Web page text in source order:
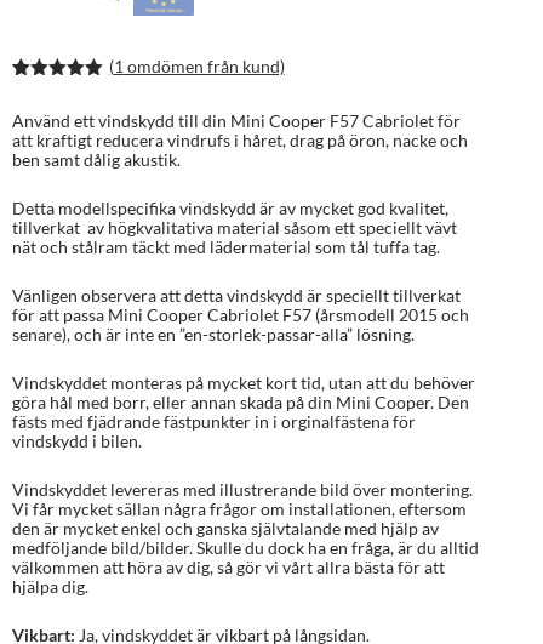
baserat på
kundrecens
ioner
(1 omdömen från kund)
Använd ett vindskydd till din Mini Cooper F57 Cabriolet för
att kraftigt reducera vindrufs i håret, drag på öron, nacke och
ben samt dålig akustik.
Detta modellspecifika vindskydd är av mycket god kvalitet,
tillverkat av högkvalitativa material såsom ett speciellt vävt
nät och stålram täckt med lädermaterial som tål tuffa tag.
Vänligen observera att detta vindskydd är speciellt tillverkat
för att passa Mini Cooper Cabriolet F57 (årsmodell 2015 och
senare), och är inte en ”en-storlek-passar-alla” lösning.
Vindskyddet monteras på mycket kort tid, utan att du behöver
göra hål med borr, eller annan skada på din Mini Cooper. Den
fästs med fjädrande fästpunkter in i orginalfästena för
vindskydd i bilen.
Vindskyddet levereras med illustrerande bild över montering.
Vi får mycket sällan några frågor om installationen, eftersom
den är mycket enkel och ganska självtalande med hjälp av
medföljande bild/bilder. Skulle du dock ha en fråga, är du alltid
välkommen att höra av dig, så gör vi vårt allra bästa för att
hjälpa dig.
Vikbart: Ja, vindskyddet är vikbart på långsidan.